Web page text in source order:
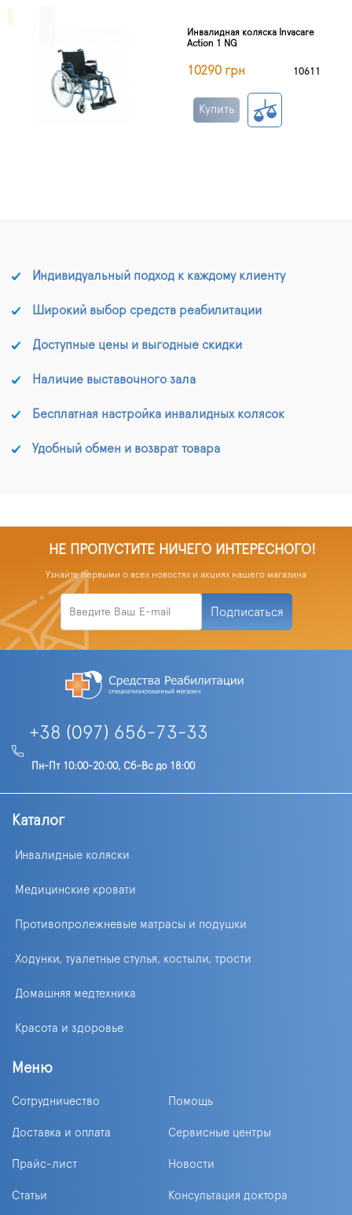
Инвалидная коляска Invacare
Action 1 NG
10290 грн 10611
Купить
Индивидуальный подход к каждому клиенту
Широкий выбор средств реабилитации
Доступные цены и выгодные скидки
Наличие выставочного зала
Бесплатная настройка инвалидных колясок
Удобный обмен и возврат товара
НЕ ПРОПУСТИТЕ НИЧЕГО ИНТЕРЕСНОГО!
Узнайте первыми о всех новостях и акциях нашего магазина
Подписаться
+38 (097) 656-73-33
Пн-Пт 10:00-20:00, Сб-Вс до 18:00
Каталог
Инвалидные коляски
Медицинские кровати
Противопролежневые матрасы и подушки
Ходунки, туалетные стулья, костыли, трости
Домашняя медтехника
Красота и здоровье
Меню
Сотрудничество Помощь
Доставка и оплата Сервисные центры
Прайс-лист Новости
Статьи Консультация доктора